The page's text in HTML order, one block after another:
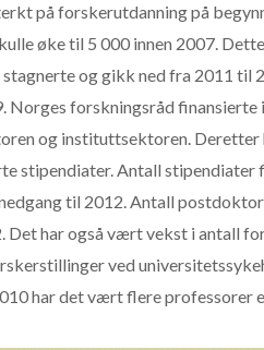
på forskerutdanning på
øke til 5 000 innen 2007.
og gikk ned fra 2011 til
forskningsråd
og instituttsektoren.
stipendiater. Antall
til 2012. Antall
Det har også vært vekst i antall
ved
har det vært flere professorer